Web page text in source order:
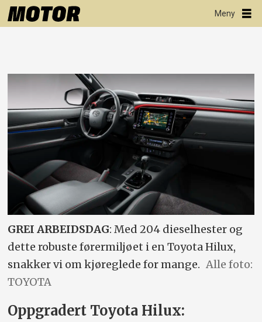
GREI ARBEIDSDAG: Med 204 dieselhester og
dette robuste førermiljøet i en Toyota Hilux,
snakker vi om kjøreglede for mange. Alle foto:
TOYOTA
Oppgradert Toyota Hilux: